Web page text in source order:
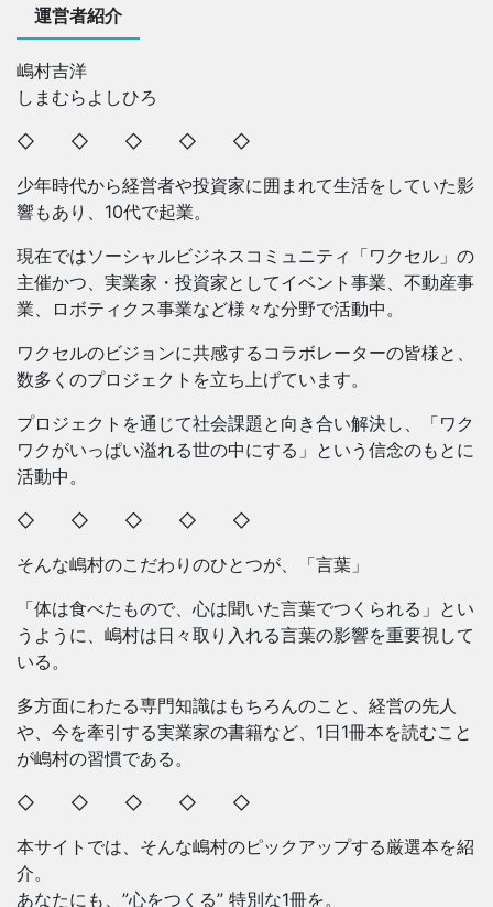
運営者紹介
嶋村吉洋
しまむらよしひろ
◇ ◇ ◇ ◇ ◇
少年時代から経営者や投資家に囲まれて生活をしていた影
響もあり、10代で起業。
現在ではソーシャルビジネスコミュニティ「ワクセル」の
主催かつ、実業家・投資家としてイベント事業、不動産事
業、ロボティクス事業など様々な分野で活動中。
ワクセルのビジョンに共感するコラボレーターの皆様と、
数多くのプロジェクトを立ち上げています。
プロジェクトを通じて社会課題と向き合い解決し、「ワク
ワクがいっぱい溢れる世の中にする」という信念のもとに
活動中。
◇ ◇ ◇ ◇ ◇
そんな嶋村のこだわりのひとつが、「言葉」
「体は食べたもので、心は聞いた言葉でつくられる」とい
うように、嶋村は日々取り入れる言葉の影響を重要視して
いる。
多方面にわたる専門知識はもちろんのこと、経営の先人
や、今を牽引する実業家の書籍など、1日1冊本を読むこと
が嶋村の習慣である。
◇ ◇ ◇ ◇ ◇
本サイトでは、そんな嶋村のピックアップする厳選本を紹
介。
あなたにも、”心をつくる” 特別な1冊を。